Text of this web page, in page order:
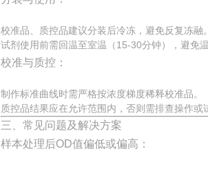
校准品、质控品建议分装后冷冻，避免反复冻融。
试剂使用前需回温至室温（15-30分钟），避免
校准与质控：
制作标准曲线时需严格按浓度梯度稀释校准品。
质控品结果应在允许范围内，否则需排查操作或
三、常见问题及解决方案
样本处理后OD值偏低或偏高：